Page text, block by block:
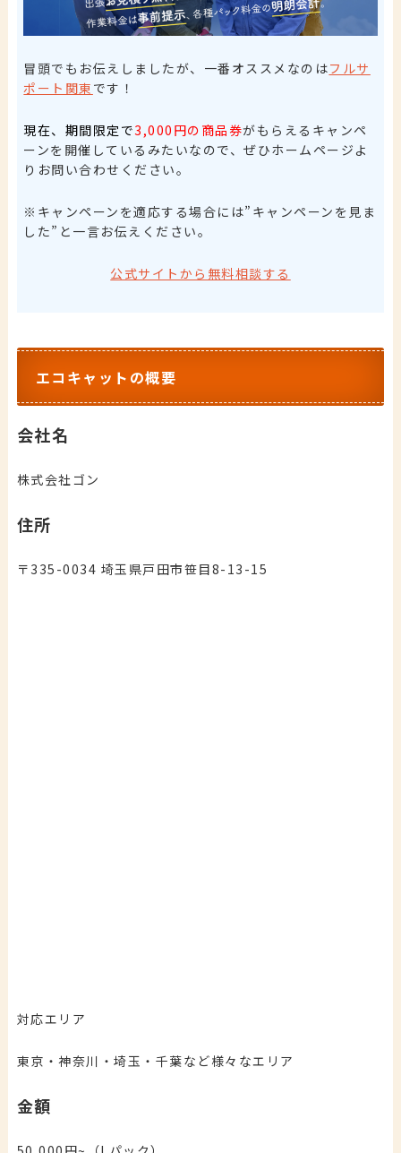
冒頭でもお伝えしましたが、一番オススメなのはフルサ
ポート関東 です！
現在、期間限定で3,000円の商品券がもらえるキャンペ
ーンを開催しているみたいなので、ぜひホームページよ
りお問い合わせください。
※キャンペーンを適応する場合には”キャンペーンを見ま
した”と一言お伝えください。
公式サイトから無料相談する
エコキャットの概要
会社名
株式会社ゴン
住所
〒335-0034 埼玉県戸田市笹目8-13-15
対応エリア
東京・神奈川・埼玉・千葉など様々なエリア
金額